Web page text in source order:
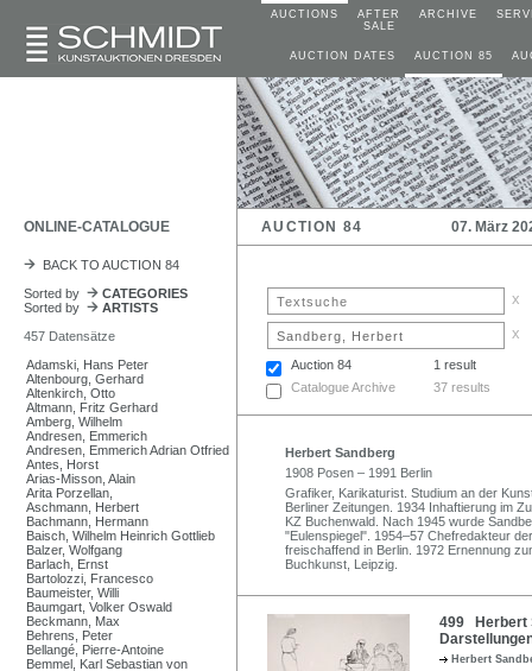
AUCTIONS
AFTER
SALE
ARCHIVE
AUCTION DATES AUCTION 85
ONLINE-CATALOGUE AUCTION 84 07. März
BACK TO AUCTION 84
Sorted by
CATEGORIES
Sorted by
ARTISTS
457 Datensätze
Adamski, Hans Peter
Altenbourg, Gerhard
Altenkirch, Otto
Altmann, Fritz Gerhard
Amberg, Wilhelm
Andresen, Emmerich
Andresen, Emmerich Adrian Otfried
Antes, Horst
Arias-Misson, Alain
Arita Porzellan,
Aschmann, Herbert
Bachmann, Hermann
Baisch, Wilhelm Heinrich Gottlieb
Balzer, Wolfgang
Barlach, Ernst
Bartolozzi, Francesco
Baumeister, Willi
Baumgart, Volker Oswald
Beckmann, Max
Behrens, Peter
Bellangé, Pierre-Antoine
Bemmel, Karl Sebastian von
x
x
Auction 84
1 result
Catalogue Archive
37 results
Herbert Sandberg
1908 Posen – 1991 Berlin
Grafiker, Karikaturist. Studium an der
Berliner Zeitungen. 1934 Inhaftierung im
KZ Buchenwald. Nach 1945 wurde
"Eulenspiegel". 1954–57 Chefredakteur
freischaffend in Berlin. 1972 Ernennung
Buchkunst, Leipzig.
499 Herbert
Herbert